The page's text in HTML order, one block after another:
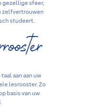
gezellige sfeer,
zelfvertrouwen
studeert.
aan aan uw
lesrooster. Zo
basis van uw